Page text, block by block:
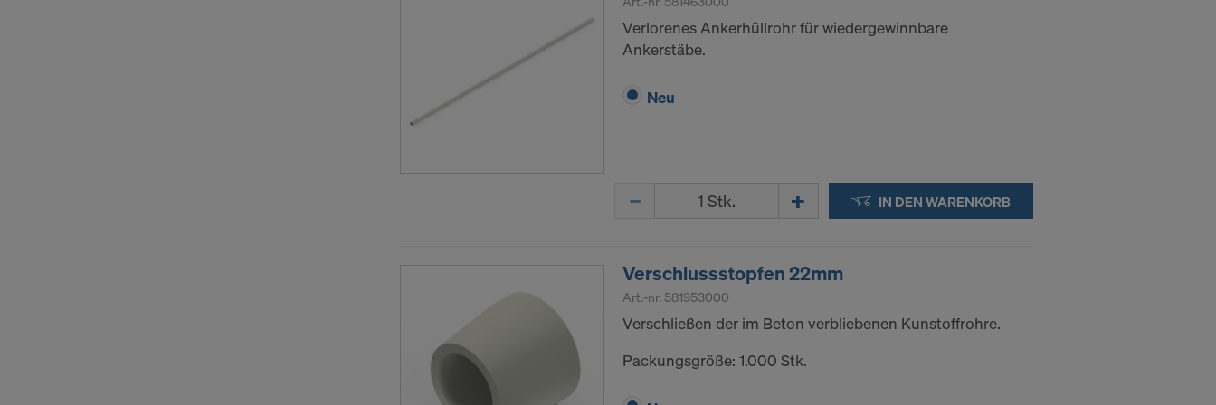
Verlorenes Ankerhüllrohr für wiedergewinnbare
Ankerstäbe.
Neu
IN DEN WARENKORB
Verschlussstopfen 22mm
Art.-nr. 581953000
Verschließen der im Beton verbliebenen Kunstoffrohre.
Packungsgröße: 1.000 Stk.